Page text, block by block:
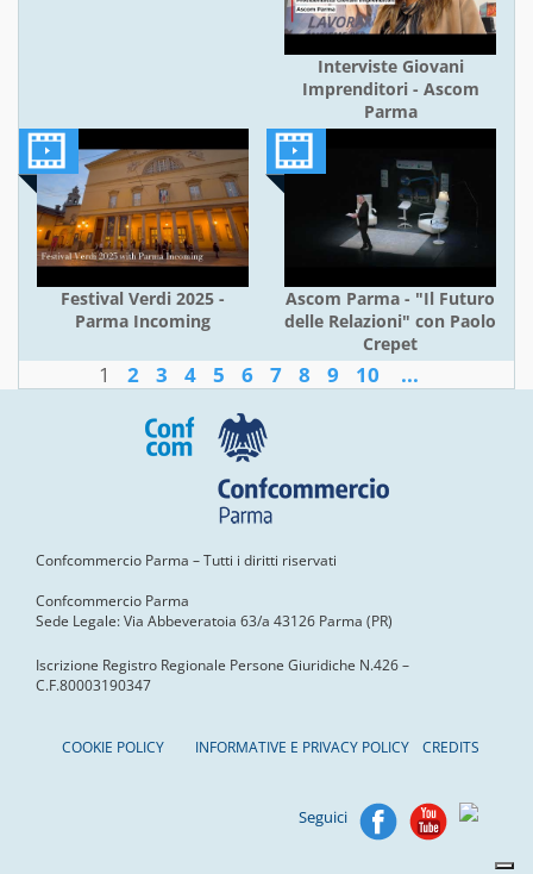
Interviste Giovani
Imprenditori - Ascom
Parma
Festival Verdi 2025 -
Parma Incoming
Ascom Parma - "Il Futuro
delle Relazioni" con Paolo
Crepet
1 2 3 4 5 6 7 8 9 10 ...
Confcommercio Parma – Tutti i diritti riservati
Confcommercio Parma
Sede Legale: Via Abbeveratoia 63/a 43126 Parma (PR)
Iscrizione Registro Regionale Persone Giuridiche N.426 –
C.F.80003190347
COOKIE POLICY INFORMATIVE E PRIVACY POLICY CREDITS
Seguici